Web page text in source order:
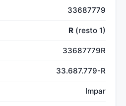
33687779
R (resto 1)
33687779R
33.687.779-R
Impar